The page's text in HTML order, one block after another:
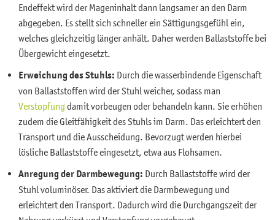
Endeffekt wird der Mageninhalt dann langsamer an den Darm
abgegeben. Es stellt sich schneller ein Sättigungsgefühl ein,
welches gleichzeitig länger anhält. Daher werden Ballaststoffe bei
Übergewicht eingesetzt.
Erweichung des Stuhls: Durch die wasserbindende Eigenschaft
von Ballaststoffen wird der Stuhl weicher, sodass man
Verstopfung damit vorbeugen oder behandeln kann. Sie erhöhen
zudem die Gleitfähigkeit des Stuhls im Darm. Das erleichtert den
Transport und die Ausscheidung. Bevorzugt werden hierbei
lösliche Ballaststoffe eingesetzt, etwa aus Flohsamen.
Anregung der Darmbewegung: Durch Ballaststoffe wird der
Stuhl voluminöser. Das aktiviert die Darmbewegung und
erleichtert den Transport. Dadurch wird die Durchgangszeit der